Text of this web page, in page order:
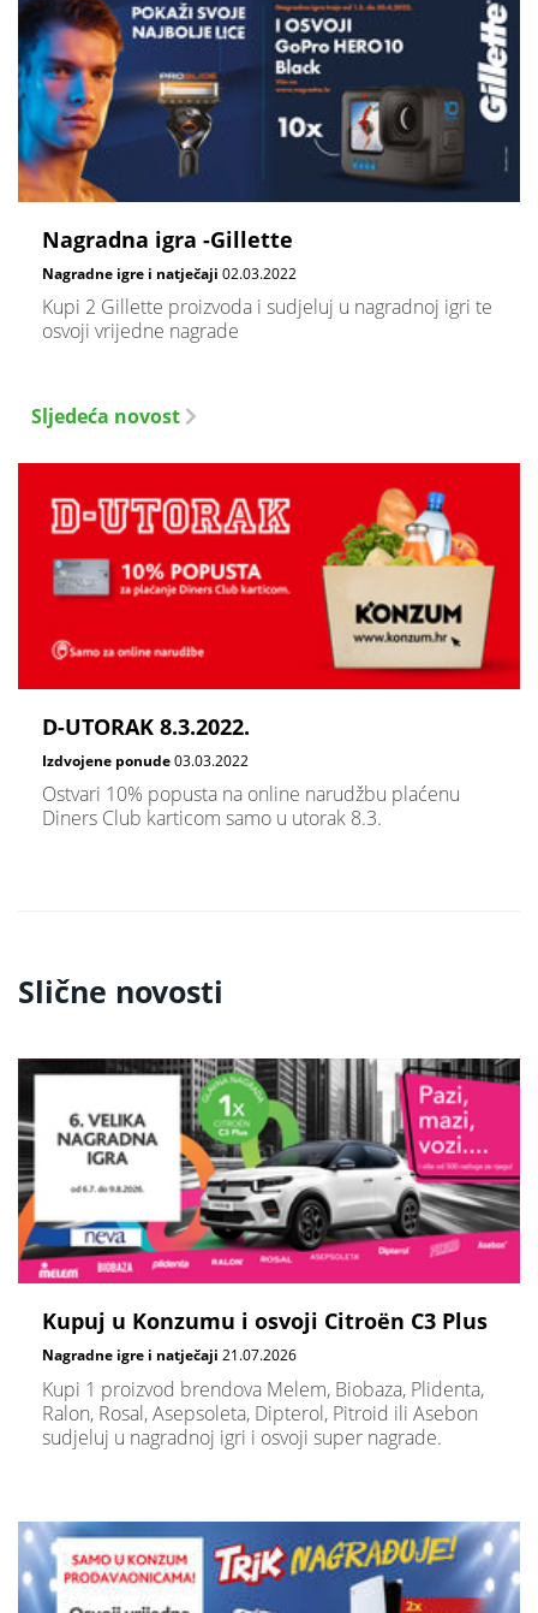
Nagradna igra -Gillette
Nagradne igre i natječaji 02.03.2022
Kupi 2 Gillette proizvoda i sudjeluj u nagradnoj igri te
osvoji vrijedne nagrade
Sljedeća novost
D-UTORAK 8.3.2022.
Izdvojene ponude03.03.2022
Ostvari 10% popusta na online narudžbu plaćenu
Diners Club karticom samo u utorak 8.3.
Slične novosti
Kupuj u Konzumu i osvoji Citroën C3 Plus
Nagradne igre i natječaji 21.07.2026
Kupi 1 proizvod brendova Melem, Biobaza, Plidenta,
Ralon, Rosal, Asepsoleta, Dipterol, Pitroid ili Asebon
sudjeluj u nagradnoj igri i osvoji super nagrade.